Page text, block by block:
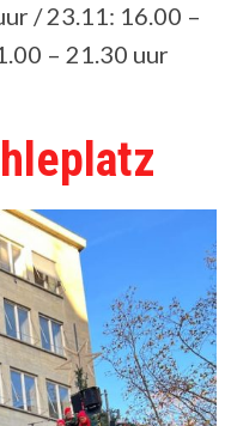
/ 23.11: 16.00 –
– 21.30 uur